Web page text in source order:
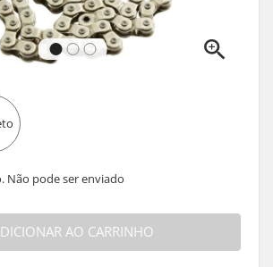
Não pode ser enviado
AO CARRINHO